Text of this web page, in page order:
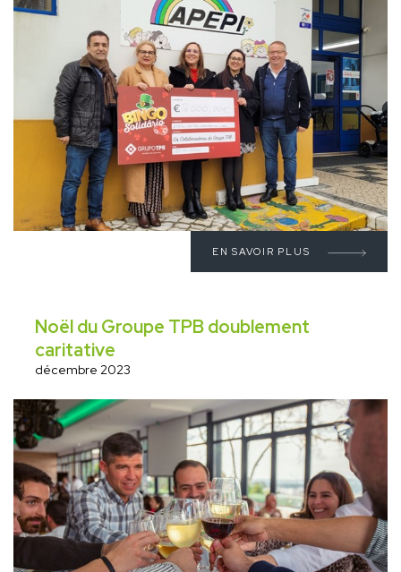
EN SAVOIR PLUS
Noël du Groupe TPB doublement
caritative
décembre 2023